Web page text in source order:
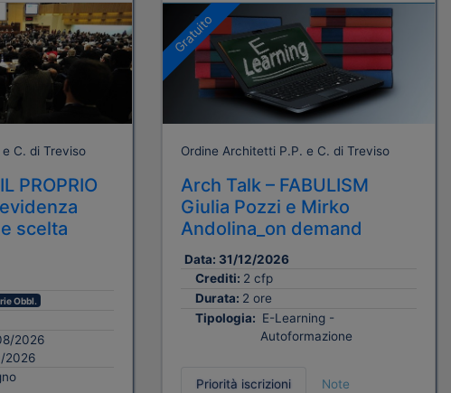
C. di Treviso
PROPRIO
scelta
Obbl.
2026
2026
Gratuito
Ordine Architetti P.P. e C. di Treviso
Arch Talk – FABULISM
Giulia Pozzi e Mirko
Andolina_on demand
Data: 31/12/2026
Crediti: 2 cfp
Durata: 2 ore
Tipologia: E-Learning -
Autoformazione
Priorità iscrizioni
Note